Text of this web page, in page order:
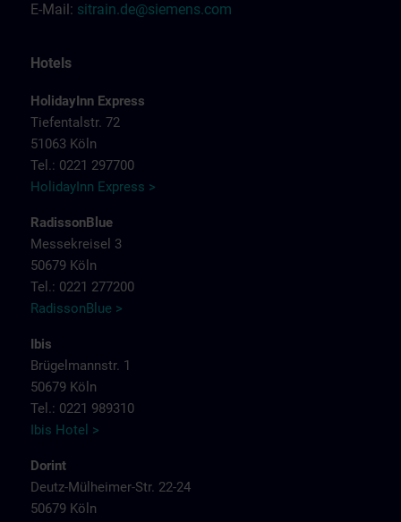
E-Mail: sitrain.de@siemens.com
Hotels
HolidayInn Express
Tiefentalstr. 72
51063 Köln
Tel.: 0221 297700
HolidayInn Express >
RadissonBlue
Messekreisel 3
50679 Köln
Tel.: 0221 277200
RadissonBlue >
Ibis
Brügelmannstr. 1
50679 Köln
Tel.: 0221 989310
Ibis Hotel >
Dorint
Deutz-Mülheimer-Str. 22-24
50679 Köln